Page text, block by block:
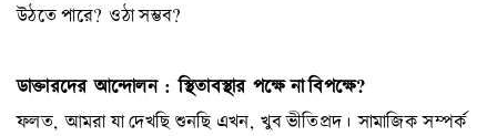
উঠতে পারে? ওঠা সম্ভব?
ডাক্তারদের আন্দোলন : স্থিতাবস্থার পক্ষে না বিপক্ষে?
ফলত, আমরা যা দেখছি শুনছি এখন, খুব ভীতিপ্রদ। সামাজিক সম্পর্ক